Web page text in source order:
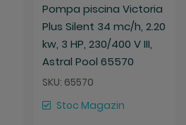
Pompa piscina Victoria
Plus Silent 34 mc/h, 2.20
kw, 3 HP, 230/400 V III,
Astral Pool 65570
SKU: 65570
Stoc Magazin